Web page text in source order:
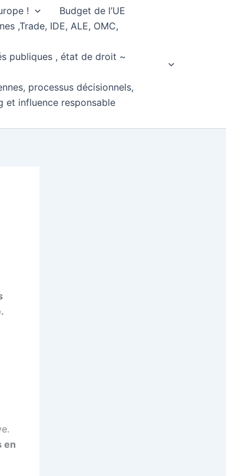
!
Budget de l’UE
,Trade, IDE, ALE, OMC,
publiques , état de droit ~
processus décisionnels,
et influence responsable
en